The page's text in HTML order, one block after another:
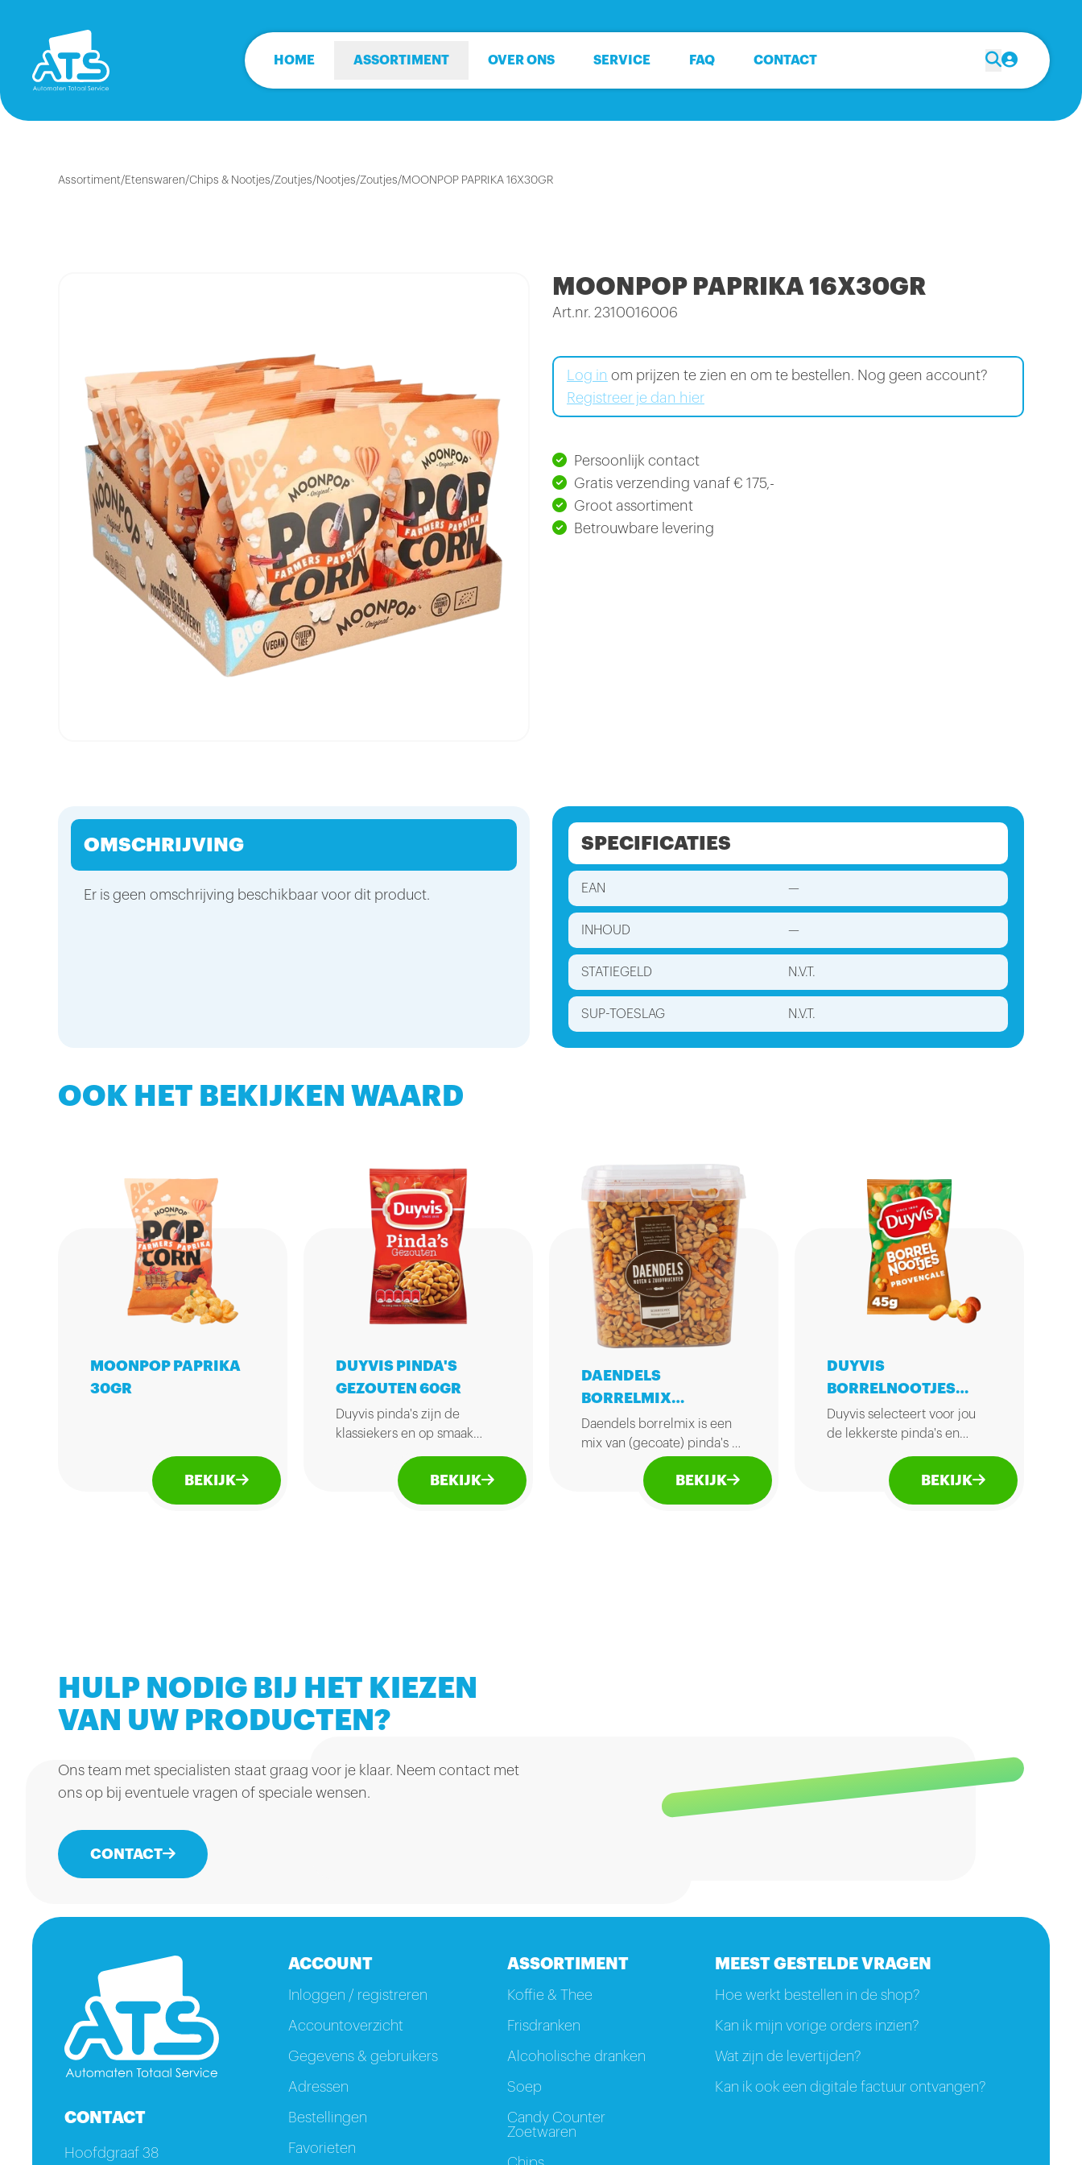
HOME ASSORTIMENT OVER ONS SERVICE FAQ CONTACT
Assortiment/Etenswaren/Chips & Nootjes/Zoutjes/Nootjes/Zoutjes/MOONPOP PAPRIKA 16X30GR
MOONPOP PAPRIKA 16X30GR
Art.nr. 2310016006
Log in om prijzen te zien en om te bestellen. Nog geen account?
Registreer je dan hier
Persoonlijk contact
Gratis verzending vanaf € 175,-
Groot assortiment
Betrouwbare levering
OMSCHRIJVING
Er is geen omschrijving beschikbaar voor dit product.
SPECIFICATIES
EAN —
INHOUD —
STATIEGELD N.V.T.
SUP-TOESLAG N.V.T.
OOK HET BEKIJKEN WAARD
MOONPOP PAPRIKA
30GR
BEKIJK
DUYVIS PINDA'S
GEZOUTEN 60GR
Duyvis pinda's zijn de
klassiekers en op smaak
zout. Beschikbaar in een
handige kleinverpakking. Ze
BEKIJK
DAENDELS
BORRELMIX
GEZOUTEN 2,5KG
Daendels borrelmix is een
mix van (gecoate) pinda's en
BEKIJK
DUYVIS
BORRELNOOTJES
45GR
Duyvis selecteert voor jou
de lekkerste pinda's en
zonder conserveermiddelen
en kunstmatige kleurstoffen.
BEKIJK
HULP NODIG BIJ HET KIEZEN
VAN UW PRODUCTEN?
Ons team met specialisten staat graag voor je klaar. Neem contact met
ons op bij eventuele vragen of speciale wensen.
CONTACT
CONTACT
Hoofdgraaf 38
ACCOUNT
Inloggen / registreren
Accountoverzicht
Gegevens & gebruikers
Adressen
Bestellingen
Favorieten
ASSORTIMENT
Koffie & Thee
Frisdranken
Alcoholische dranken
Soep
Candy Counter
Zoetwaren
MEEST GESTELDE VRAGEN
Hoe werkt bestellen in de shop?
Kan ik mijn vorige orders inzien?
Wat zijn de levertijden?
Kan ik ook een digitale factuur ontvangen?